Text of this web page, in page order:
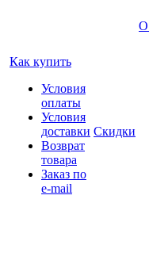
Как купить
Условия
оплаты
Условия
доставки
Возврат
товара
Заказ по
e-mail
Скидки
О